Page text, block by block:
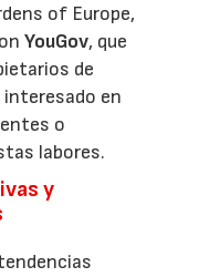
of Europe,
YouGov, que
de
interesado en
o
labores.
y